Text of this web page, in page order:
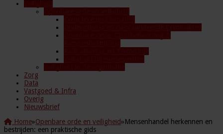
Zorg
Data
Vastgoed & Infra
Overig
Nieuwsbrief
Home»Openbare orde en veiligheid»Mensenhandel herkennen en
bestrijden: een praktische gids